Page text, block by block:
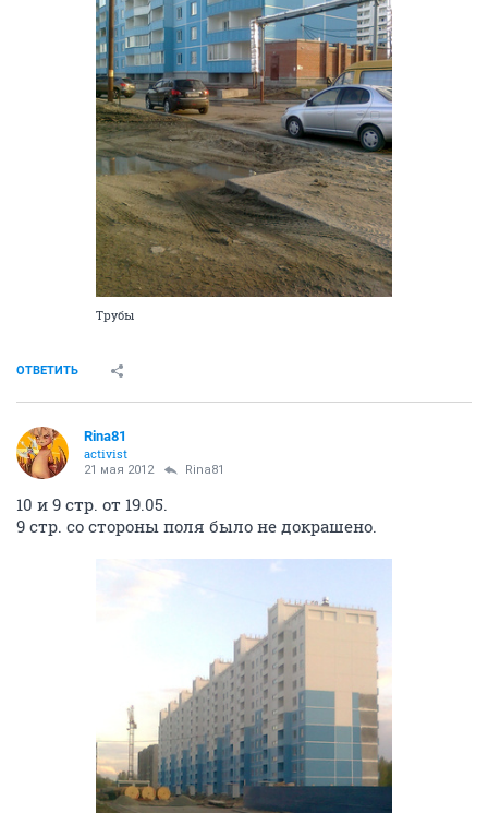
Трубы
ОТВЕТИТЬ
Rina81
activist
21 мая 2012 Rina81
10 и 9 стр. от 19.05.
9 стр. со стороны поля было не докрашено.